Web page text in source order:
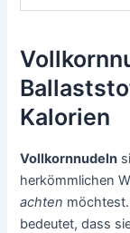
Kalorien
Vollkornnudeln
herkömmlichen
achten
bedeutet, dass